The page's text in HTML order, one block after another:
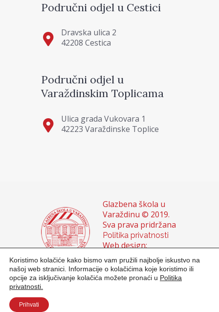
Područni odjel u Cestici
Dravska ulica 2
42208 Cestica
Područni odjel u
Varaždinskim Toplicama
Ulica grada Vukovara 1
42223 Varaždinske Toplice
Glazbena škola u
Varaždinu © 2019.
Sva prava pridržana
Politika privatnosti
Web design:
Domagoj Sigur &
Sanja Buhin
Koristimo kolačiće kako bismo vam pružili najbolje iskustvo na
našoj web stranici. Informacije o kolačićima koje koristimo ili
opcije za isključivanje kolačića možete pronaći u Politika
privatnosti.
Prihvati